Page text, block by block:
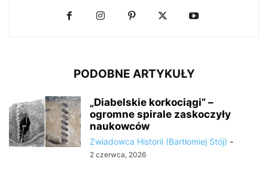
PODOBNE ARTYKUŁY
„Diabelskie korkociągi” –
ogromne spirale zaskoczyły
naukowców
Zwiadowca Historii (Bartłomiej Stój) -
2 czerwca, 2026